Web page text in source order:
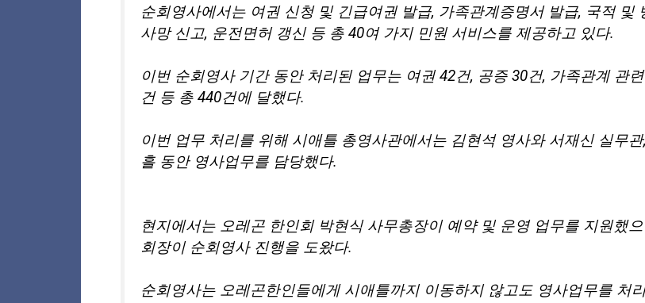
순회영사에서는 여권 신청 및 긴급여권 발급, 가족관계증명서 발급, 국적 및
사망 신고, 운전면허 갱신 등 총 40여 가지 민원 서비스를 제공하고 있다.
이번 순회영사 기간 동안 처리된 업무는 여권 42건, 공증 30건, 가족관계 관
건 등 총 440건에 달했다.
이번 업무 처리를 위해 시애틀 총영사관에서는 김현석 영사와 서재신 실무
흘 동안 영사업무를 담당했다.
현지에서는 오레곤 한인회 박현식 사무총장이 예약 및 운영 업무를 지원했
회장이 순회영사 진행을 도왔다.
순회영사는 오레곤한인들에게 시애틀까지 이동하지 않고도 영사업무를 처